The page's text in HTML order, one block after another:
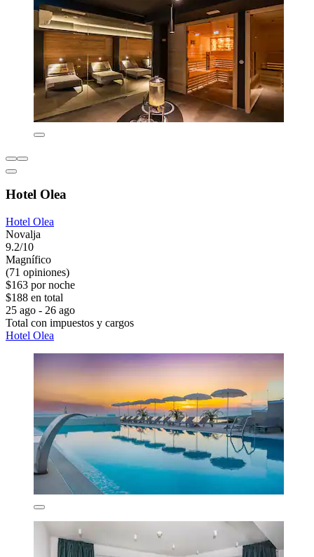
Hotel Olea
Hotel Olea
Novalja
9.2/10
Magnífico
(71 opiniones)
$163 por noche
$188 en total
25 ago - 26 ago
Total con impuestos y cargos
Hotel Olea